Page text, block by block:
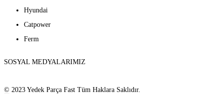
Hyundai
Catpower
Ferm
SOSYAL MEDYALARIMIZ
© 2023 Yedek Parça Fast Tüm Haklara Saklıdır.